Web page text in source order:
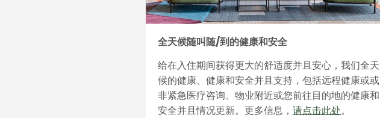
全天候随叫随/到的健康和安全
给在入住期间获得更大的舒适度并且安心，我们全天
候的健康、健康和安全并且支持，包括远程健康或或
非紧急医疗咨询、物业附近或您前往目的地的健康和
安全并且情况更新。更多信息， 请点击此处。